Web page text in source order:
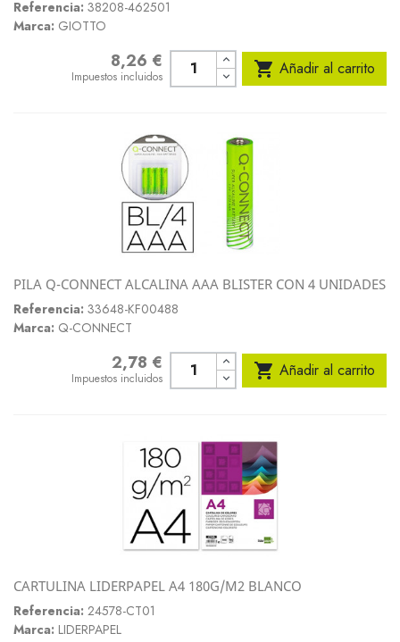
Referencia: 38208-462501
Marca: GIOTTO
8,26 €
Impuestos incluidos  Añadir al carrito
PILA Q-CONNECT ALCALINA AAA BLISTER CON 4 UNIDADES
Referencia: 33648-KF00488
Marca: Q-CONNECT
2,78 €
Impuestos incluidos  Añadir al carrito
CARTULINA LIDERPAPEL A4 180G/M2 BLANCO
Referencia: 24578-CT01
Marca: LIDERPAPEL